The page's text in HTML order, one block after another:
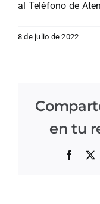
al Teléfono de
8 de julio de 2022
en tu